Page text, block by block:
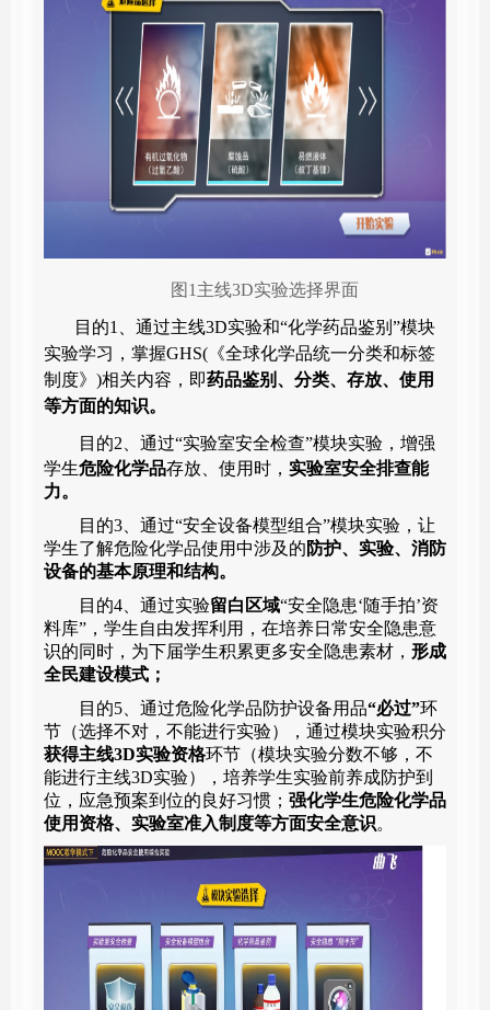
图1主线3D实验选择界面
目的1
、通过主线3D实验和“化学药品鉴别”模块
实验学习，掌握GHS( 《全球化学品统一分类和标签
制度》 )相关内容，即药品鉴别、分类、存放、使用
等方面的知识。
目的2
通过“实验室安全检查”模块实验，增强
学生危险化学品存放、使用时， 实验室安全排查能
力。
目的3、通过“安全设备模型组合”模块实验，让
学生了解危险化学品使用中涉及的 防护、实验、消防
设备的基本原理和结构。
目的4、通过实验留白区域“安全隐患‘随手拍’资
料库”，学生自由发挥利用，在培养日常安全隐患意
识的同时，为下届学生积累更多安全隐患素材， 形成
全民建设模式；
目的5 、通过危险化学品防护设备用品“必过”环
节（选择不对，不能进行实验），通过模块实验积分
获得主线3D实验资格环节（模块实验分数不够，不
能进行主线3D实验）， 培养学生实验前养成防护到
位，应急预案到位的良好习惯； 强化学生危险化学品
使用资格、实验室准入制度等方面安全意识。